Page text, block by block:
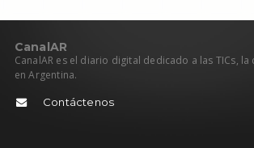
CanalAR
CanalAR es el diario digital dedicado a las TICs, la
en Argentina.
Contáctenos